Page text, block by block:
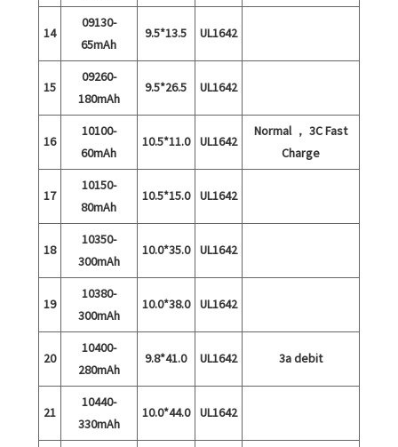
14
09130-
65mAh
9.5*13.5 UL1642
15
09260-
180mAh
9.5*26.5 UL1642
16
10100-
60mAh
10.5*11.0 UL1642
Normal ， 3C Fast
Charge
17
10150-
80mAh
10.5*15.0 UL1642
18
10350-
300mAh
10.0*35.0 UL1642
19
10380-
300mAh
10.0*38.0 UL1642
20
10400-
280mAh
9.8*41.0 UL1642 3a debit
21
10440-
330mAh
10.0*44.0 UL1642